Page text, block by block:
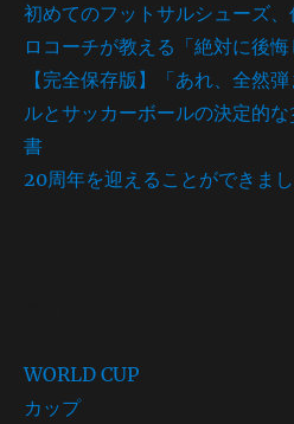
初めてのフットサルシューズ
ロコーチが教える「絶対に後
【完全保存版】「あれ、全然
ルとサッカーボールの決定的
書
20周年を迎えることができまし
WORLD CUP
カップ